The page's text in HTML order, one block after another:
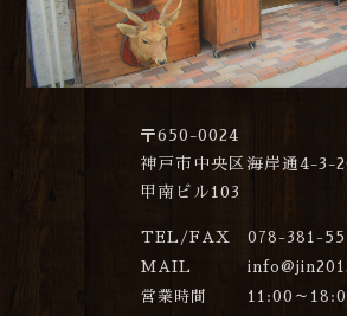
〒650-0024
神戸市中央区海岸通4-3-
甲南ビル103
TEL/FAX
078-381-
MAIL
営業時間
11:00～